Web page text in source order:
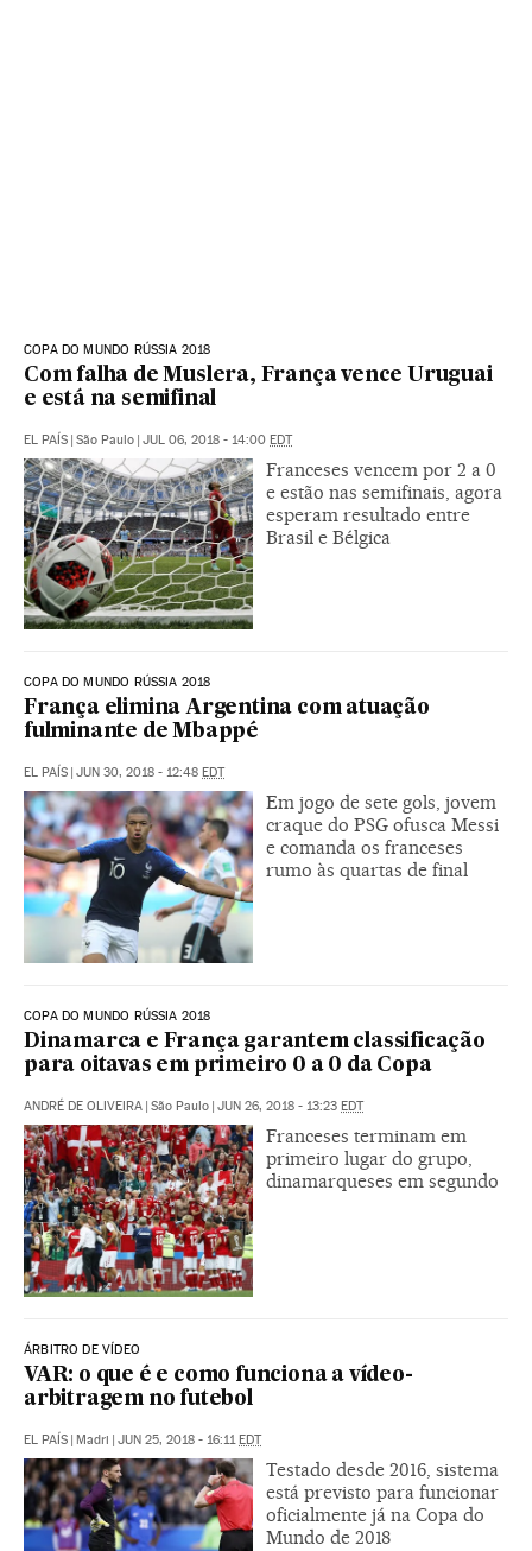
COPA DO MUNDO RÚSSIA 2018
Com falha de Muslera, França vence Uruguai
e está na semifinal
EL PAÍS | São Paulo | JUL 06, 2018 - 14:00 EDT
Franceses vencem por 2 a 0
e estão nas semifinais, agora
esperam resultado entre
Brasil e Bélgica
COPA DO MUNDO RÚSSIA 2018
França elimina Argentina com atuação
fulminante de Mbappé
EL PAÍS JUN 30, 2018 - 12:48 EDT
Em jogo de sete gols, jovem
craque do PSG ofusca Messi
e comanda os franceses
rumo às quartas de final
COPA DO MUNDO RÚSSIA 2018
Dinamarca e França garantem classificação
para oitavas em primeiro 0 a 0 da Copa
ANDRÉ DE OLIVEIRA São Paulo JUN 26, 2018 - 13:23 EDT
Franceses terminam em
primeiro lugar do grupo,
dinamarqueses em segundo
ÁRBITRO DE VÍDEO
VAR: o que é e como funciona a vídeo-
arbitragem no futebol
EL PAÍS Madri JUN 25, 2018 - 16:11 EDT
Testado desde 2016, sistema
está previsto para funcionar
oficialmente já na Copa do
Mundo de 2018